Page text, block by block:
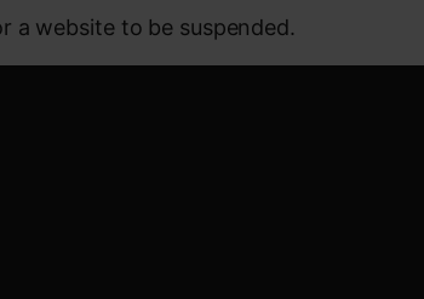
a website to be suspended.